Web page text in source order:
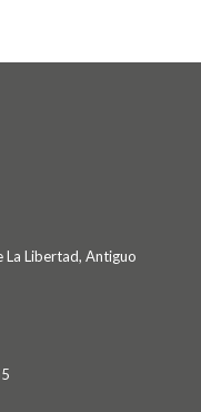
La Libertad, Antiguo